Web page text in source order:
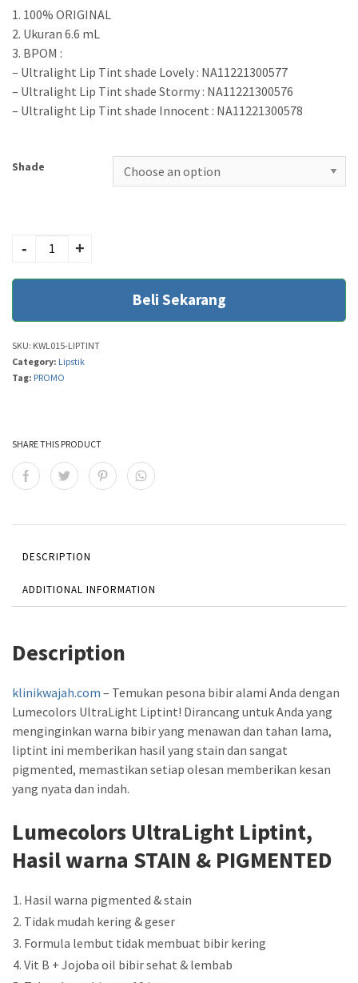
1. 100% ORIGINAL
2. Ukuran 6.6 mL
3. BPOM :
– Ultralight Lip Tint shade Lovely : NA11221300577
– Ultralight Lip Tint shade Stormy : NA11221300576
– Ultralight Lip Tint shade Innocent : NA11221300578
Shade
UltraLight Liptint,
- +
Beli Sekarang
SKU: KWL015-LIPTINT
Category: Lipstik
Tag: PROMO
SHARE THIS PRODUCT
DESCRIPTION
ADDITIONAL INFORMATION
Description
klinikwajah.com – Temukan pesona bibir alami Anda dengan
Lumecolors UltraLight Liptint! Dirancang untuk Anda yang
menginginkan warna bibir yang menawan dan tahan lama,
liptint ini memberikan hasil yang stain dan sangat
pigmented, memastikan setiap olesan memberikan kesan
yang nyata dan indah.
Lumecolors UltraLight Liptint,
Hasil warna STAIN & PIGMENTED
Hasil warna pigmented & stain
Tidak mudah kering & geser
Formula lembut tidak membuat bibir kering
Vit B + Jojoba oil bibir sehat & lembab